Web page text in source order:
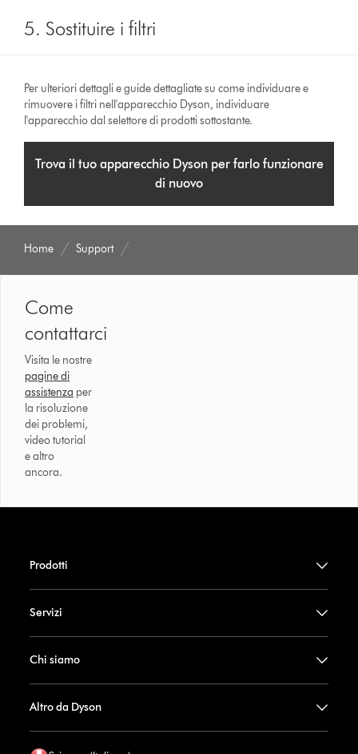
5. Sostituire i filtri
Per ulteriori dettagli e guide dettagliate su come individuare e
rimuovere i filtri nell'apparecchio Dyson, individuare
l'apparecchio dal selettore di prodotti sottostante.
Trova il tuo apparecchio Dyson per farlo funzionare
di nuovo
Home Support
Come
contattarci
Visita le nostre
pagine di
assistenza per
la risoluzione
dei problemi,
video tutorial
e altro
ancora.
Prodotti
Servizi
Chi siamo
Altro da Dyson